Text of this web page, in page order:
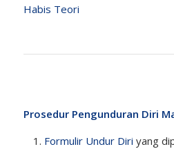
Habis Teori
Prosedur Pengunduran Diri
Formulir Undur Diri yang